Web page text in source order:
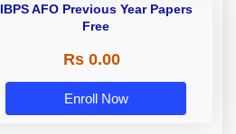
IBPS AFO Previous Year Papers
Free
Rs 0.00
Enroll Now